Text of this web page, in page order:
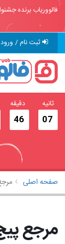
فالووریاب برنده جشنواره وب ۹۷
ثبت نام / ورود
06
ثانیه
46
دقیقه
صفحه اصلی
مرجع